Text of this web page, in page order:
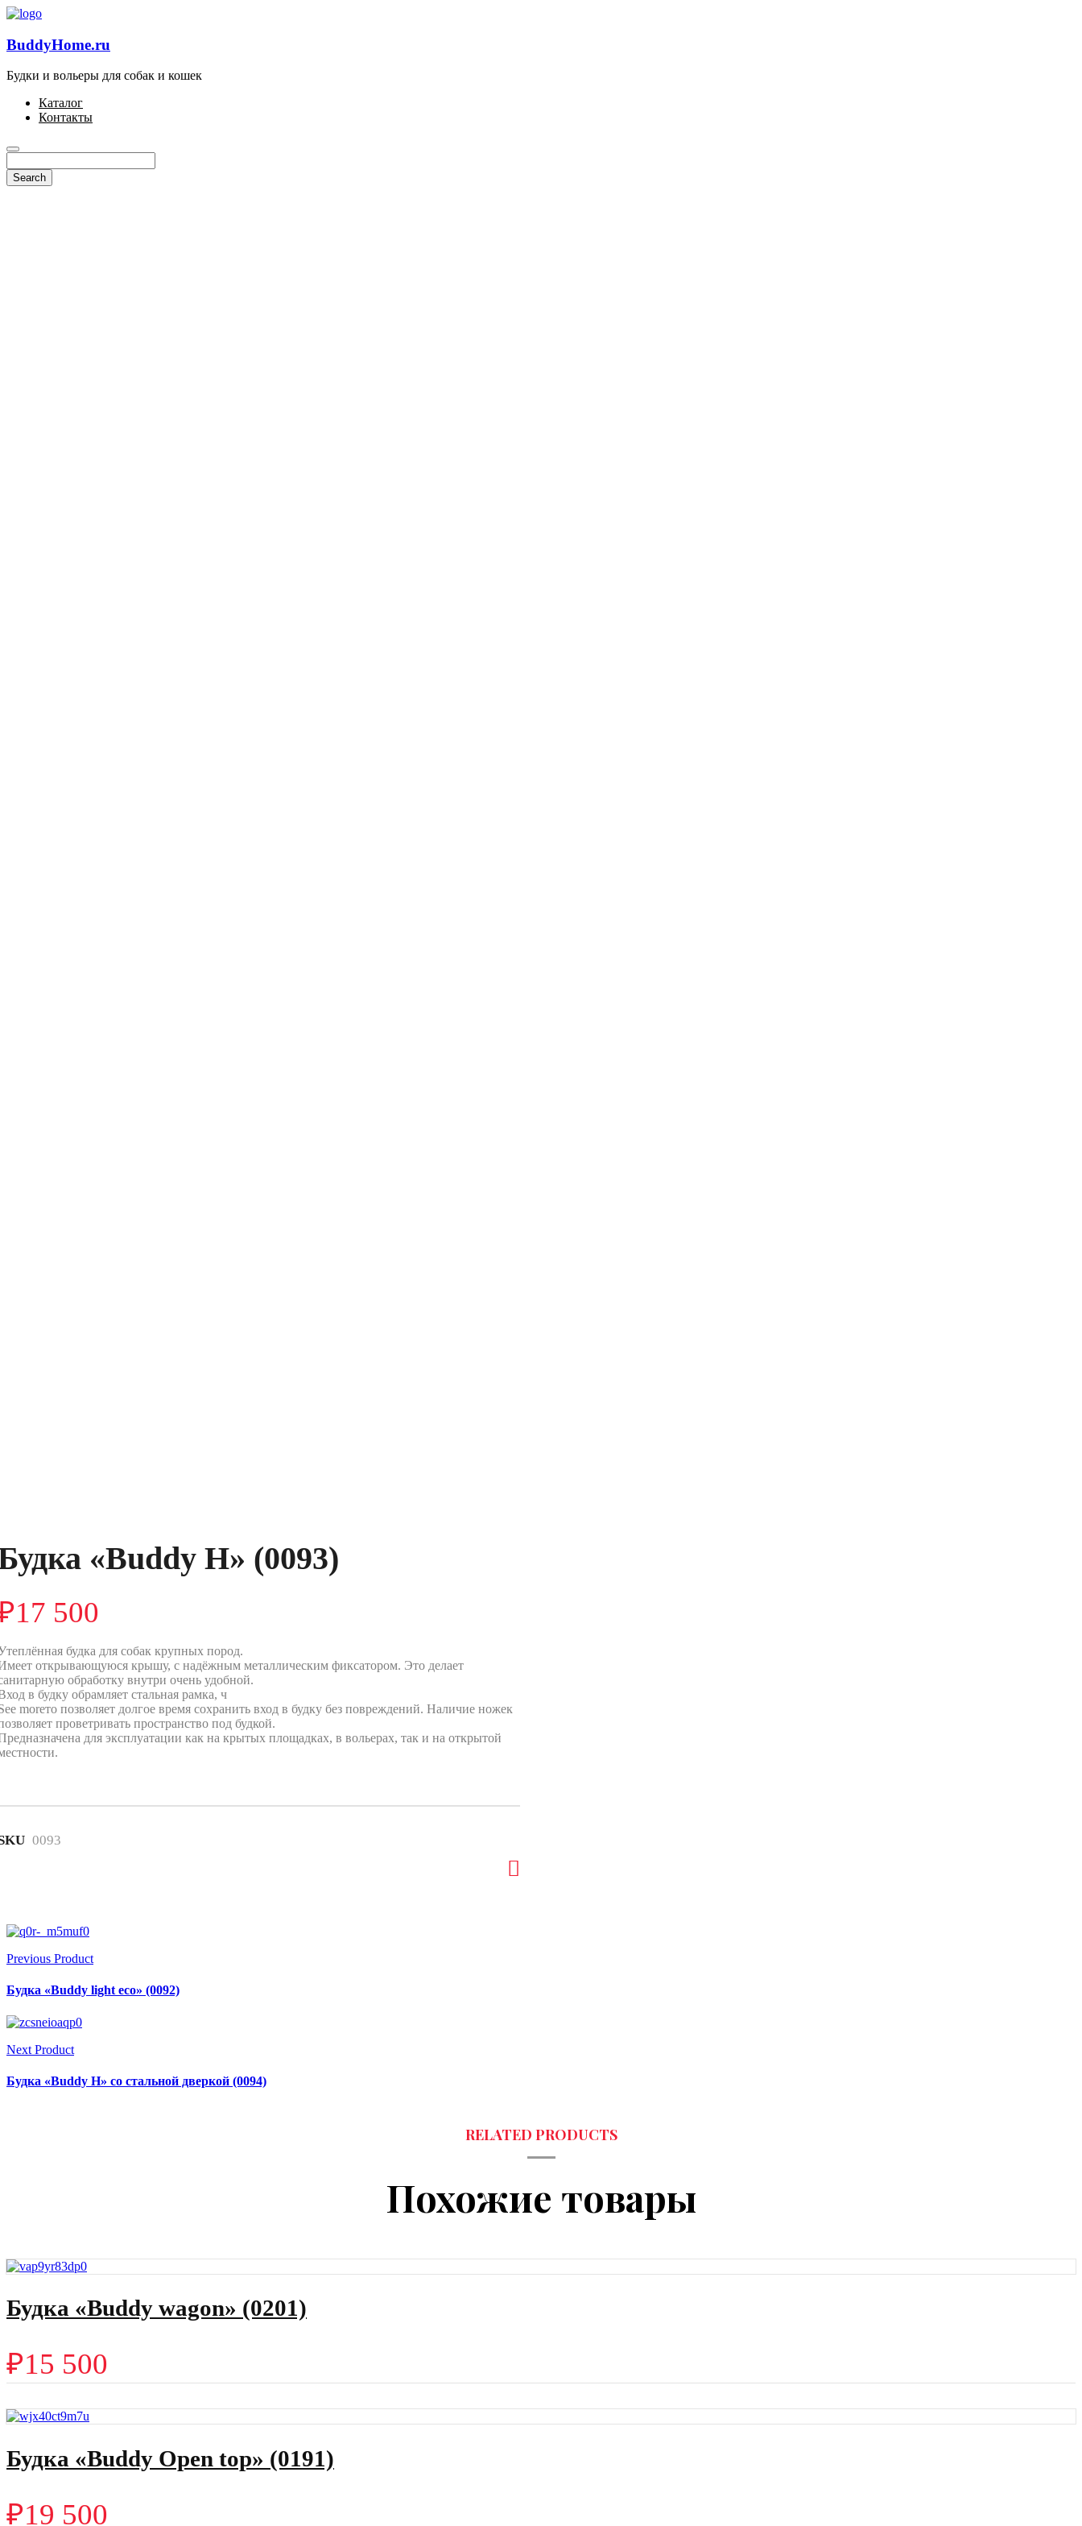
BuddyHome.ru
Будки и вольеры для собак и кошек
Каталог
Контакты
«Buddy H» (0093)
17 500
будка для собак крупных пород.
открывающуюся крышу, с надёжным металлическим фиксатором. Это делает
обработку внутри очень удобной.
в будку обрамляет стальная рамка, ч
moreто позволяет долгое время сохранить вход в будку без повреждений. Наличие ножек
проветривать пространство под будкой.
для эксплуатации как на крытых площадках, в вольерах, так и на открытой
0093
Previous Product
Будка «Buddy light eco» (0092)
Next Product
Будка «Buddy H» со стальной дверкой (0094)
Похожие товары
Будка «Buddy wagon» (0201)
₽15 500
Будка «Buddy Open top» (0191)
₽19 500